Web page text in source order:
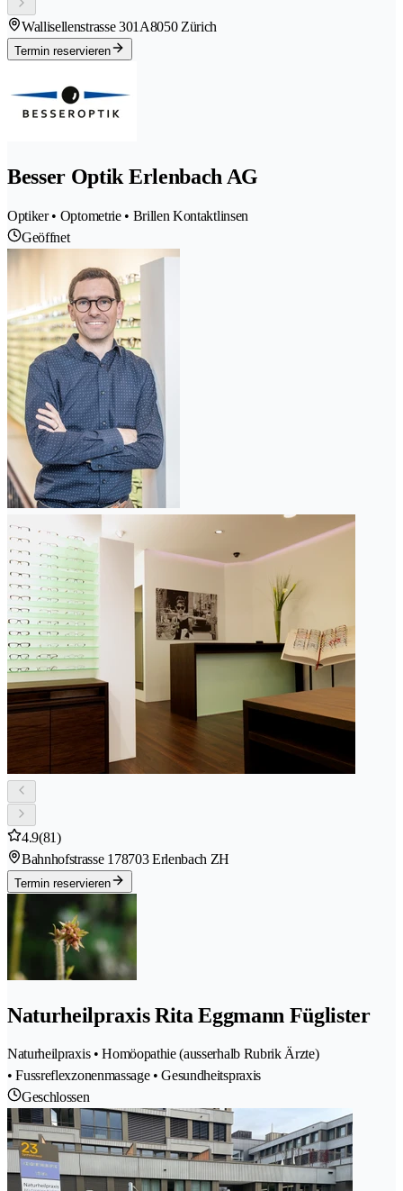
Wallisellenstrasse 301A8050 Zürich
Termin reservieren
Besser Optik Erlenbach AG
Optiker • Optometrie • Brillen Kontaktlinsen
Geöffnet
4.9(81)
Bahnhofstrasse 178703 Erlenbach ZH
Termin reservieren
Naturheilpraxis Rita Eggmann Füglister
Naturheilpraxis • Homöopathie (ausserhalb Rubrik Ärzte)
• Fussreflexzonenmassage • Gesundheitspraxis
Geschlossen